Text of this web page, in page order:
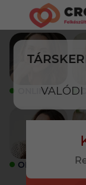
VALÓDI
ONLINE
ONLINE